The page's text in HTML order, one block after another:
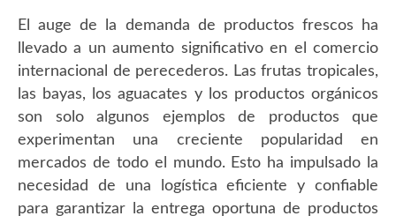
El auge de la demanda de productos frescos ha
llevado a un aumento significativo en el comercio
internacional de perecederos. Las frutas tropicales,
las bayas, los aguacates y los productos orgánicos
son solo algunos ejemplos de productos que
experimentan una creciente popularidad en
mercados de todo el mundo. Esto ha impulsado la
necesidad de una logística eficiente y confiable
para garantizar la entrega oportuna de productos